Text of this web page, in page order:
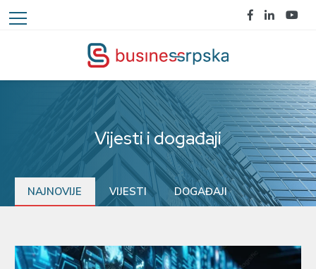
Vijesti i događaji
NAJNOVIJE VIJESTI DOGAĐAJI